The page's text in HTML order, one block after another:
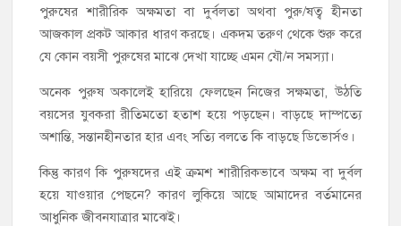
পুরুষের শারীরিক অক্ষমতা বা দুর্বলতা অথবা পুরু/ষত্ব হীনতা
আজকাল প্রকট আকার ধারণ করছে। একদম তরুণ থেকে শুরু করে
যে কোন বয়সী পুরুষের মাঝে দেখা যাচ্ছে এমন যৌ/ন সমস্যা।
অনেক পুরুষ অকালেই হারিয়ে ফেলছেন নিজের সক্ষমতা, উঠতি
বয়সের যুবকরা রীতিমতো হতাশ হয়ে পড়ছেন। বাড়ছে দাম্পত্যে
অশান্তি, সন্তানহীনতার হার এবং সত্যি বলতে কি বাড়ছে ডিভোর্সও।
কিন্তু কারণ কি পুরুষদের এই ক্রমশ শারীরিকভাবে অক্ষম বা দুর্বল
হয়ে যাওয়ার পেছনে? কারণ লুকিয়ে আছে আমাদের বর্তমানের
আধুনিক জীবনযাত্রার মাঝেই।